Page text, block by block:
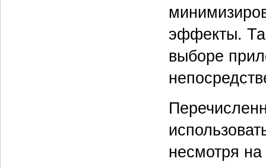
эффекты.
выборе
несмотря